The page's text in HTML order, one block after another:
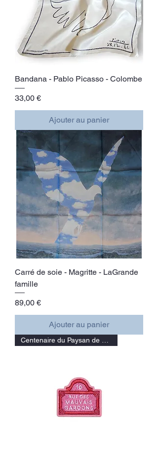
Bandana - Pablo Picasso - Colombe
Prix
33,00 €
Ajouter au panier
Carré de soie - Magritte - LaGrande
famille
Prix
89,00 €
Ajouter au panier
Centenaire du Paysan de Paris